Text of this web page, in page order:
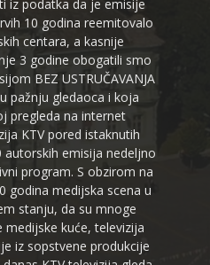
iz podatka da je emisije
10 godina reemitovalo
centara, a kasnije
3 godine obogatili smo
BEZ USTRUČAVANJA
pažnju gledaoca i koja
pregleda na internet
KTV pored istaknutih
emisija nedeljno
program. S obzirom na
godina medijska scena u
stanju, da su mnoge
kuće, televizija
iz sopstvene produkcije